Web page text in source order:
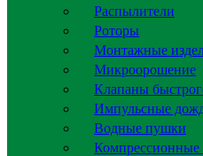
Распылители
Роторы
Монтажные
Микроорошение
Клапаны
Импульсные
Водные пушки
Компрессионные